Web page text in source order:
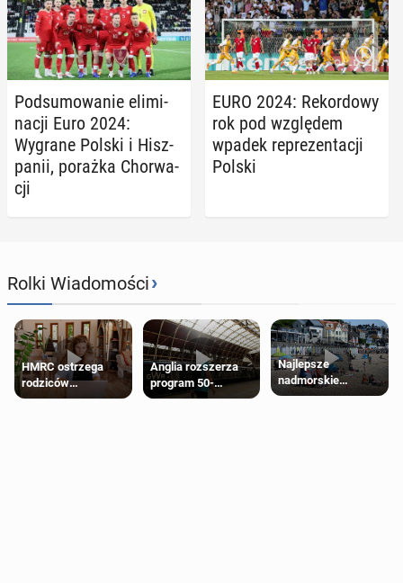
Pod­su­mo­wa­nie eli­mi­
na­cji Euro 2024:
Wygrane Polski i Hisz­
pa­nii, porażka Chor­wa­
cji
EURO 2024: Re­kor­do­wy
rok pod wzglę­dem
wpadek re­pre­zen­ta­cji
Polski
Rolki Wiadomości›
HMRC ostrzega
rodziców
pobierających Child
Anglia rozszerza
program 50-
procentowych
Najlepsze
nadmorskie
miasteczko blisko